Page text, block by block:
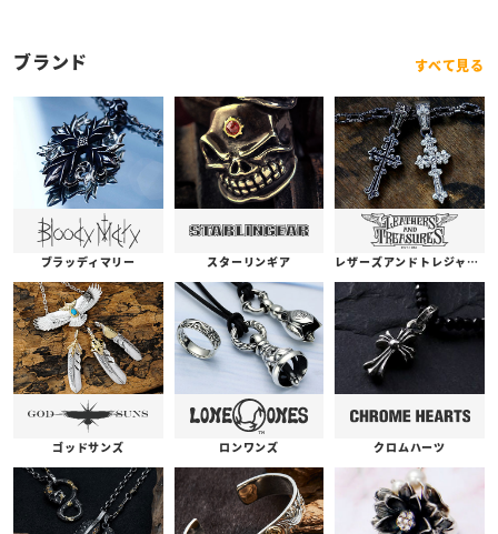
ブランド すべて見る
ブラッディマリー スターリンギア レザーズアンドトレジャーズ
ゴッドサンズ ロンワンズ クロムハーツ